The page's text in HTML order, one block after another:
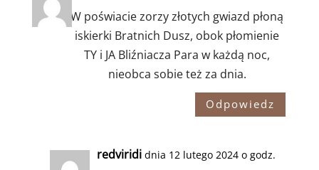
W poświacie zorzy złotych gwiazd płoną
iskierki Bratnich Dusz, obok płomienie
TY i JA Bliźniacza Para w każdą noc,
nieobca sobie też za dnia.
Odpowiedz
redviridi dnia 12 lutego 2024 o godz.